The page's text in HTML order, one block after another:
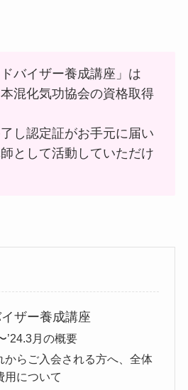
ドバイザー養成講座」は
本混化気功協会の資格取得
し認定証がお手元に届い
として活動していただけ
ザー養成講座
’24.3月の概要
からご入会される方へ、全体
用について